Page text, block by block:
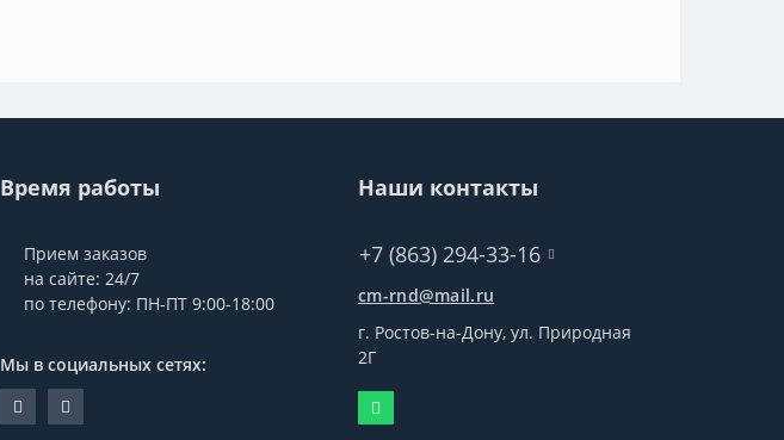
Время работы
Прием заказов
на сайте: 24/7
по телефону: ПН-ПТ 9:00-18:00
Мы в социальных сетях:
Наши контакты
+7 (863) 294-33-16
cm-rnd@mail.ru
г. Ростов-на-Дону, ул. Природная
2Г